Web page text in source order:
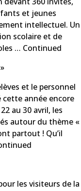
et jeunes
intellectuel. Un
scolaire et de
… Continued
et le personnel
cette année encore
au 30 avril, les
autour du thème «
partout ! Qu’il
les visiteurs de la